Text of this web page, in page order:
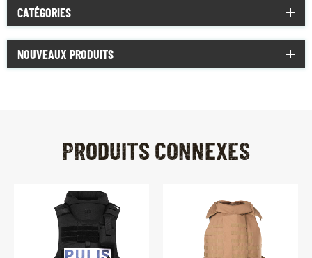
CATÉGORIES
NOUVEAUX PRODUITS
PRODUITS CONNEXES